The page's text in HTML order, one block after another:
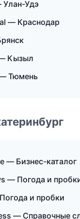
Улан-Удэ
— Краснодар
Кызыл
Тюмень
— Бизнес-каталог
— Погода и
и пробки
— Справочные